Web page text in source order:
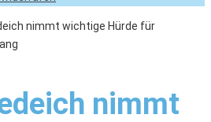
nimmt wichtige Hürde für
nimmt